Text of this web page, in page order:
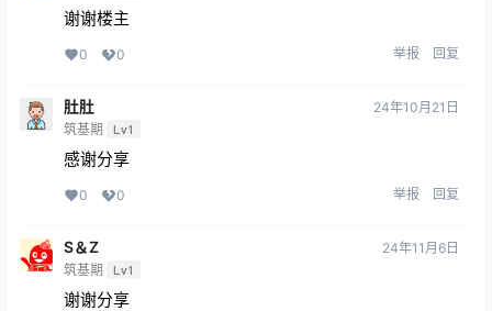
谢谢楼主
0 0 举报 回复
肚肚
筑基期 Lv1
24年10月21日
感谢分享
0 0 举报 回复
S＆Z
筑基期 Lv1
24年11月6日
谢谢分享